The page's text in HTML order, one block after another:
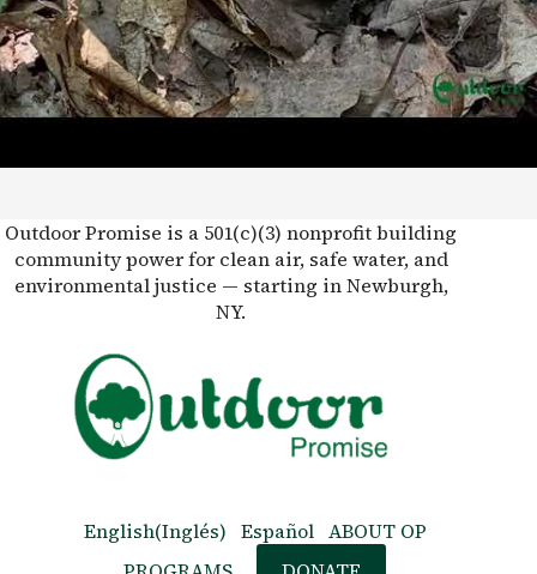
This post is also available in:English
Outdoor Promise is a 501(c)(3) nonprofit building
community power for clean air, safe water, and
environmental justice — starting in Newburgh,
NY.
English(Inglés) Español ABOUT OP